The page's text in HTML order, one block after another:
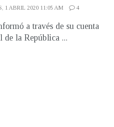
1 ABRIL 2020 11:05 AM 4
a través de su cuenta
de la República ...